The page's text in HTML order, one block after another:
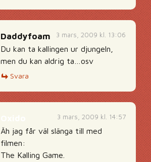
3 mars, 2009 kl. 13:06
Daddyfoam
Du kan ta kallingen ur djungeln,
men du kan aldrig ta…osv
Svara
3 mars, 2009 kl. 14:57
Äh jag får väl slänga till med
filmen:
The Kalling Game.